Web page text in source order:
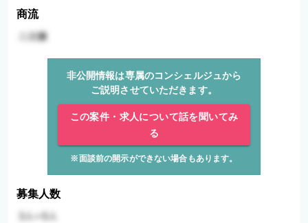
商流
非公開情報は専属のコンシェルジュから
ご説明させていただきます。
この案件・求人について話を聞いてみ
る
※面談前の開示ができない場合もあります。
募集人数